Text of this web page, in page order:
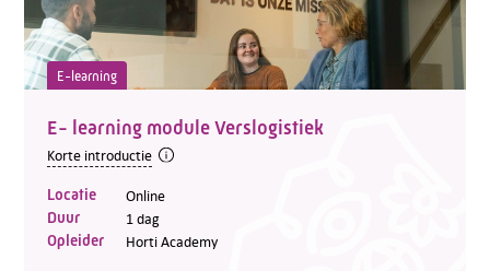
E-learning
E- learning module Verslogistiek
Korte introductie
Locatie Online
Duur 1 dag
Opleider Horti Academy